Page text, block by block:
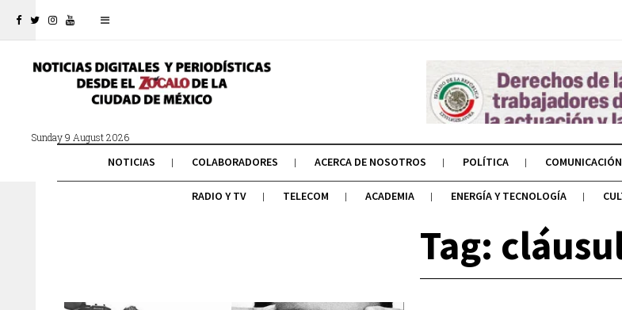
Sunday 9 August 2026
NOTICIAS COLABORADORES ACERCA DE NOSOTROS POLÍTICA
RADIO Y TV TELECOM ACADEMIA ENERGÍA Y TECNOLOGÍA
Tag: